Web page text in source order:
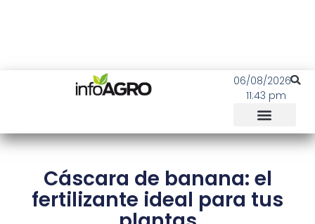
06/08/2026
11:43 pm
Cáscara de banana: el
fertilizante ideal para tus